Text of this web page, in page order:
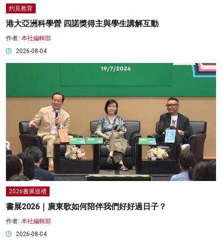
灼見教育
港大亞洲科學營 四諾獎得主與學生講解互動
作者: 本社編輯部
2026-08-04
2026書展巡禮
書展2026｜廣東歌如何陪伴我們好好過日子？
作者: 本社編輯部
2026-08-04